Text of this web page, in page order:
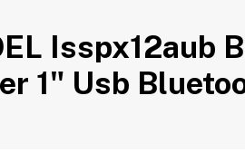
Isspx12aub
1" Usb